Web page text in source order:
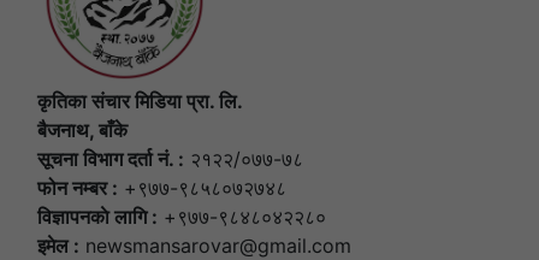
कृतिका संचार मिडिया प्रा. लि.
बैजनाथ, बाँके
सूचना विभाग दर्ता नं. : २१२२/०७७-७८
फोन नम्बर : +९७७-९८५८०७२७४८
विज्ञापनकाे लागि : +९७७-९८४८०४२२८०
इमेल : newsmansarovar@gmail.com